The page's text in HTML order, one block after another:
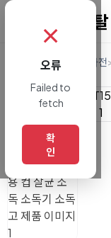
렌탈 디지털/가전
✗
오류
Failed to
fetch
확
인